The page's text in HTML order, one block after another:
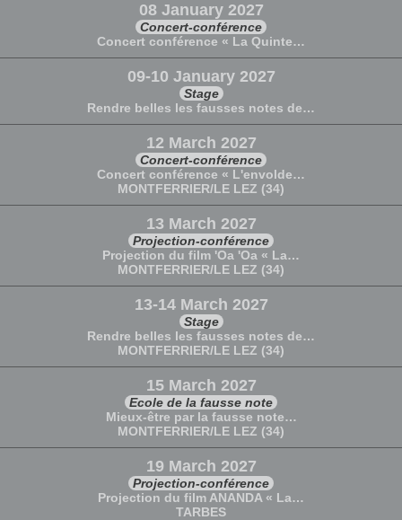
08 January 2027
Concert-conférence
Concert conférence « La Quinte…
09-10 January 2027
Stage
Rendre belles les fausses notes de…
12 March 2027
Concert-conférence
Concert conférence « L'envolde…
MONTFERRIER/LE LEZ (34)
13 March 2027
Projection-conférence
Projection du film 'Oa 'Oa « La…
MONTFERRIER/LE LEZ (34)
13-14 March 2027
Stage
Rendre belles les fausses notes de…
MONTFERRIER/LE LEZ (34)
15 March 2027
Ecole de la fausse note
Mieux-être par la fausse note…
MONTFERRIER/LE LEZ (34)
19 March 2027
Projection-conférence
Projection du film ANANDA « La…
TARBES